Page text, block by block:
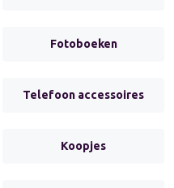
Fotoboeken
Telefoon accessoires
Koopjes